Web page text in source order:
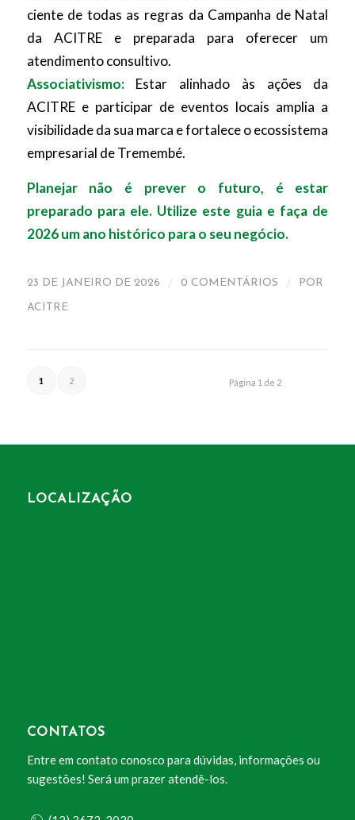
ciente de todas as regras da Campanha de Natal
da ACITRE e preparada para oferecer um
atendimento consultivo.
Associativismo:Estar alinhado às ações da
ACITRE e participar de eventos locais amplia a
visibilidade da sua marca e fortalece o ecossistema
empresarial de Tremembé.
Planejar não é prever o futuro, é estar
preparado para ele. Utilize este guia e faça de
2026 um ano histórico para o seu negócio.
23 DE JANEIRO DE 2026 / 0 COMENTÁRIOS / POR
ACITRE
Página 1 de 2
1 2
LOCALIZAÇÃO
CONTATOS
Entre em contato conosco para dúvidas, informações ou
sugestões! Será um prazer atendê-los.